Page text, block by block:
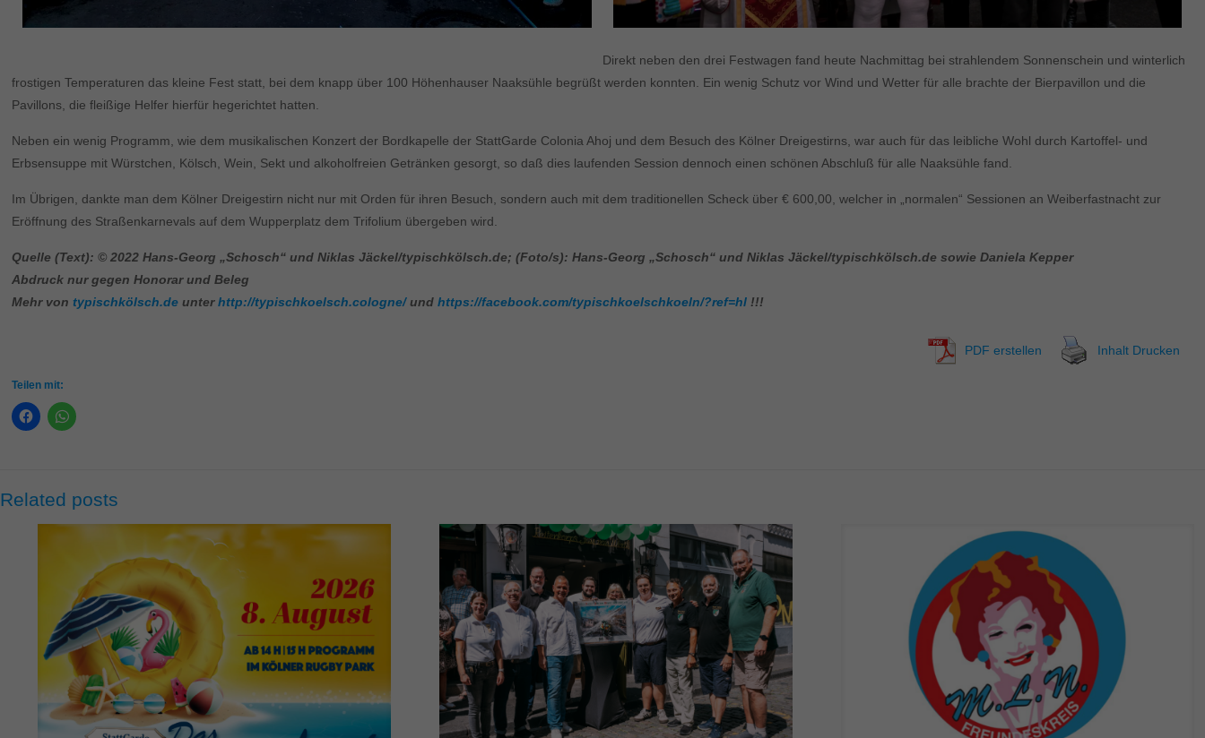
Direkt neben den drei Festwagen fand heute Nachmittag bei strahlendem Sonnenschein und winterlich
frostigen Temperaturen das kleine Fest statt, bei dem knapp über 100 Höhenhauser Naaksühle begrüßt werden konnten. Ein wenig Schutz vor Wind und Wetter für alle brachte der Bierpavillon und die
Pavillons, die fleißige Helfer hierfür hegerichtet hatten.
Neben ein wenig Programm, wie dem musikalischen Konzert der Bordkapelle der StattGarde Colonia Ahoj und dem Besuch des Kölner Dreigestirns, war auch für das leibliche Wohl durch Kartoffel- und
Erbsensuppe mit Würstchen, Kölsch, Wein, Sekt und alkoholfreien Getränken gesorgt, so daß dies laufenden Session dennoch einen schönen Abschluß für alle Naaksühle fand.
Im Übrigen, dankte man dem Kölner Dreigestirn nicht nur mit Orden für ihren Besuch, sondern auch mit dem traditionellen Scheck über € 600,00, welcher in „normalen“ Sessionen an Weiberfastnacht zur
Eröffnung des Straßenkarnevals auf dem Wupperplatz dem Trifolium übergeben wird.
Quelle (Text): © 2022 Hans-Georg „Schosch“ und Niklas Jäckel/typischkölsch.de; (Foto/s): Hans-Georg „Schosch“ und Niklas Jäckel/typischkölsch.de sowie Daniela Kepper
Abdruck nur gegen Honorar und Beleg
Mehr vontypischkölsch.de unterhttp://typischkoelsch.cologne/undhttps://facebook.com/typischkoelschkoeln/?ref=hl !!!
PDF erstellen Inhalt Drucken
Teilen mit:
Related posts